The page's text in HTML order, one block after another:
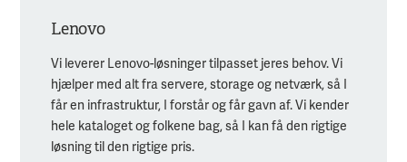
Lenovo
Vi leverer Lenovo-løsninger tilpasset jeres behov. Vi
hjælper med alt fra servere, storage og netværk, så I
får en infrastruktur, I forstår og får gavn af. Vi kender
hele kataloget og folkene bag, så I kan få den rigtige
løsning til den rigtige pris.